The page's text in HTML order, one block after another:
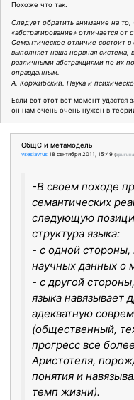
Похоже что так.
Следует обратить внимание на
«абстрагирование» отличается от
Семантическое отличие состоит
выполняет наша нервная
различными абстракциями по их
оправданным.
А. Коржибский. Наука и
Если вот этот вот момент удастся
он нам очень очень нужен в
ОбщС и метамодель
vseslavrus 18 сентября 2011, 15:49 (
-В своем походе
семантических
следующую
структура языка:
- с одной
научных данных о
- с другой
языка
адекватную
(общественный,
прогресс все
Аристотеля,
понятия и
темп жизни).